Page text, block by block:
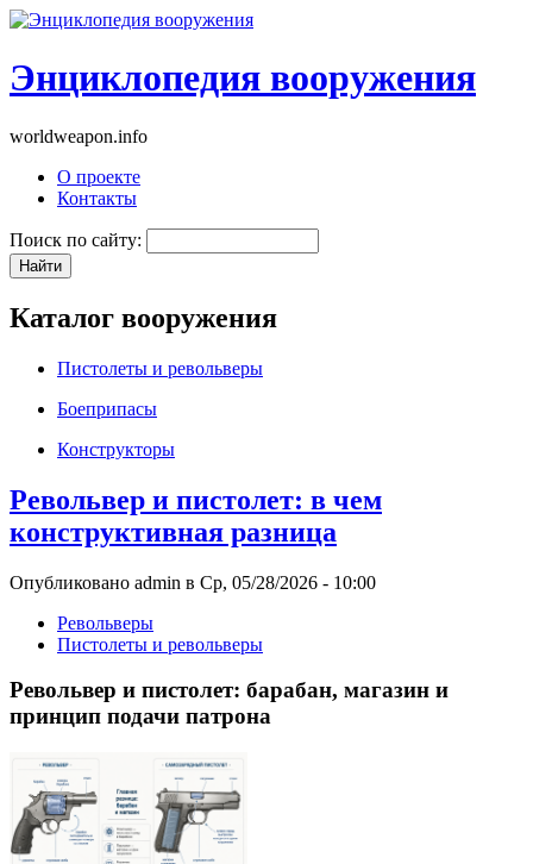
Энциклопедия вооружения
worldweapon.info
О проекте
Контакты
Поиск по сайту:
Каталог вооружения
Пистолеты и револьверы
Боеприпасы
Конструкторы
Револьвер и пистолет: в чем
конструктивная разница
Опубликовано admin в Ср, 05/28/2026 - 10:00
Револьверы
Пистолеты и револьверы
Револьвер и пистолет: барабан, магазин и
принцип подачи патрона